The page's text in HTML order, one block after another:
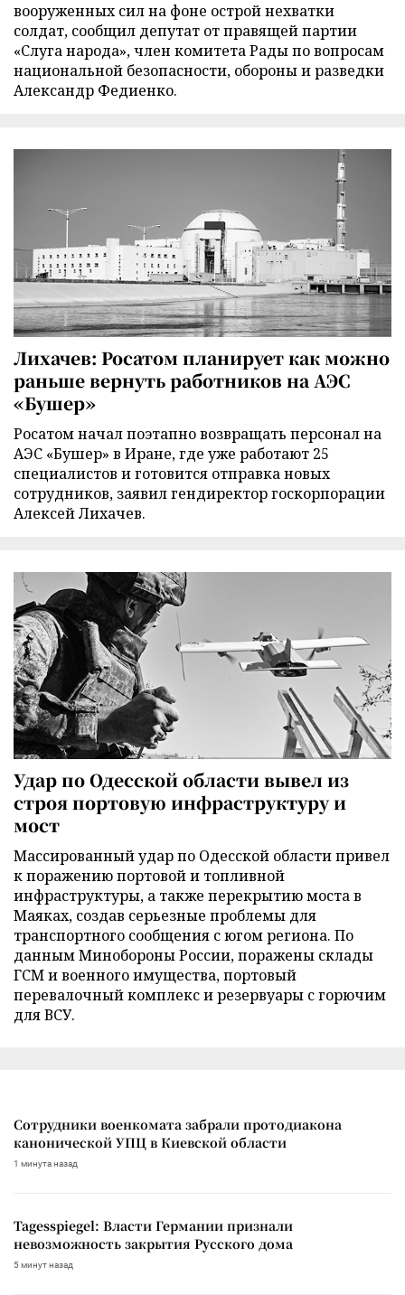
вооруженных сил на фоне острой нехватки
солдат, сообщил депутат от правящей партии
«Слуга народа», член комитета Рады по вопросам
национальной безопасности, обороны и разведки
Александр Федиенко.
Лихачев: Росатом планирует как можно
раньше вернуть работников на АЭС
«Бушер»
Росатом начал поэтапно возвращать персонал на
АЭС «Бушер» в Иране, где уже работают 25
специалистов и готовится отправка новых
сотрудников, заявил гендиректор госкорпорации
Алексей Лихачев.
Удар по Одесской области вывел из
строя портовую инфраструктуру и
мост
Массированный удар по Одесской области привел
к поражению портовой и топливной
инфраструктуры, а также перекрытию моста в
Маяках, создав серьезные проблемы для
транспортного сообщения с югом региона. По
данным Минобороны России, поражены склады
ГСМ и военного имущества, портовый
перевалочный комплекс и резервуары с горючим
для ВСУ.
Сотрудники военкомата забрали протодиакона
канонической УПЦ в Киевской области
1 минута назад
Tagesspiegel: Власти Германии признали
невозможность закрытия Русского дома
5 минут назад